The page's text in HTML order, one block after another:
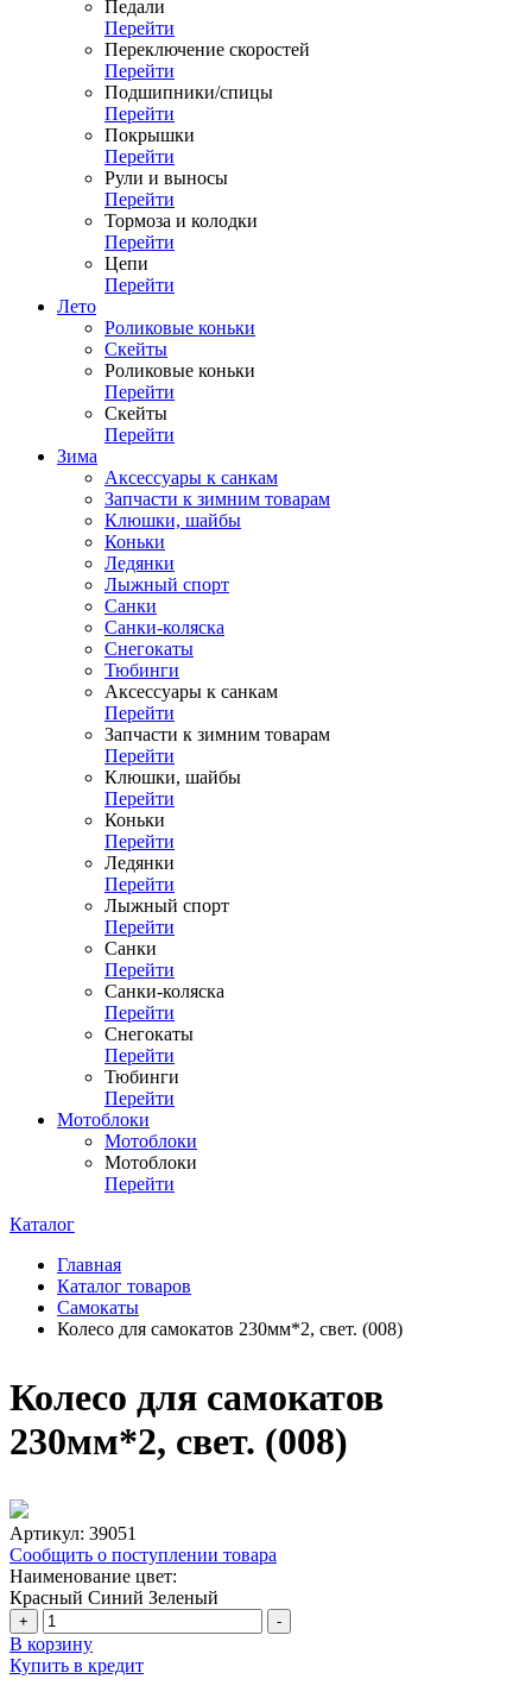
Педали
Перейти
Переключение скоростей
Перейти
Подшипники/спицы
Перейти
Покрышки
Перейти
Рули и выносы
Перейти
Тормоза и колодки
Перейти
Цепи
Перейти
Лето
Роликовые коньки
Скейты
Роликовые коньки
Перейти
Скейты
Перейти
Зима
Аксессуары к санкам
Запчасти к зимним товарам
Клюшки, шайбы
Коньки
Ледянки
Лыжный спорт
Санки
Санки-коляска
Снегокаты
Тюбинги
Аксессуары к санкам
Перейти
Запчасти к зимним товарам
Перейти
Клюшки, шайбы
Перейти
Коньки
Перейти
Ледянки
Перейти
Лыжный спорт
Перейти
Санки
Перейти
Санки-коляска
Перейти
Снегокаты
Перейти
Тюбинги
Перейти
Мотоблоки
Мотоблоки
Мотоблоки
Перейти
Каталог
Главная
Каталог товаров
Самокаты
Колесо для самокатов 230мм*2, свет. (008)
Колесо для самокатов
230мм*2, свет. (008)
Артикул: 39051
Сообщить о поступлении товара
Наименование цвет:
Красный Синий Зеленый
+ -
В корзину
Купить в кредит